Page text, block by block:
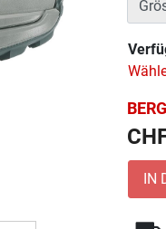
IN